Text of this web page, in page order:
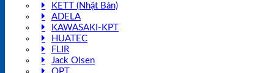
KETT (Nhật Bản)
ADELA
KAWASAKI-KPT
HUATEC
FLIR
Jack Olsen